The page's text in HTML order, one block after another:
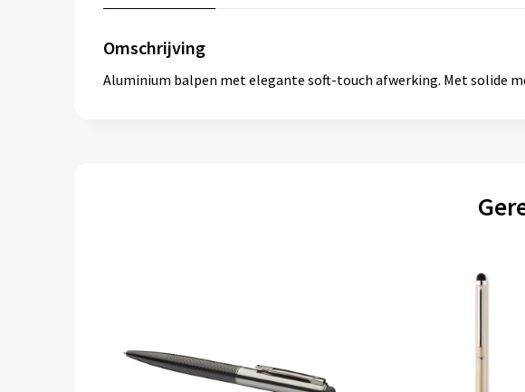
Omschrijving
Aluminium balpen met elegante soft-touch afwerking. Met solide